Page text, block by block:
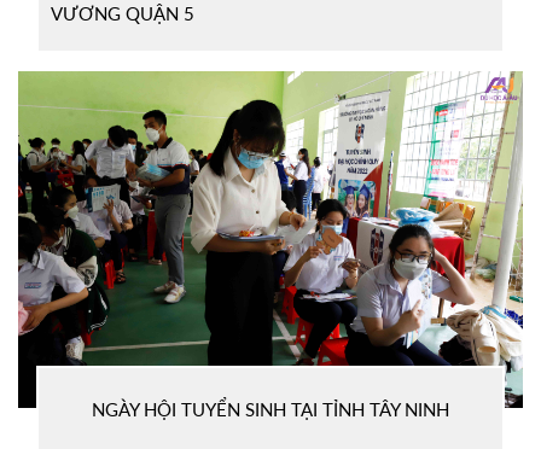
VƯƠNG QUẬN 5
NGÀY HỘI TUYỂN SINH TẠI TỈNH TÂY NINH